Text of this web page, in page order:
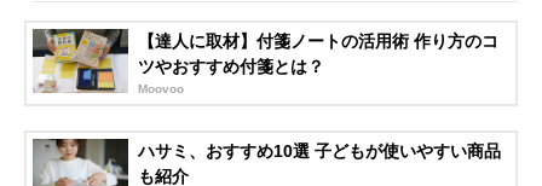
【達人に取材】付箋ノートの活用術 作り方のコ
ツやおすすめ付箋とは？
Moovoo
ハサミ、おすすめ10選 子どもが使いやすい商品
も紹介